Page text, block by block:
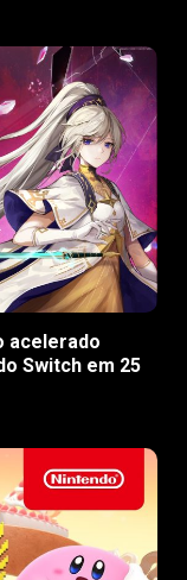
acelerado
Switch em 25